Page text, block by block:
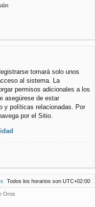
tomará solo unos
al sistema. La
permisos adicionales a los
asegúrese de estar
y políticas relacionadas. Por
por el Sitio.
Todos los horarios son UTC+02:00
Oros